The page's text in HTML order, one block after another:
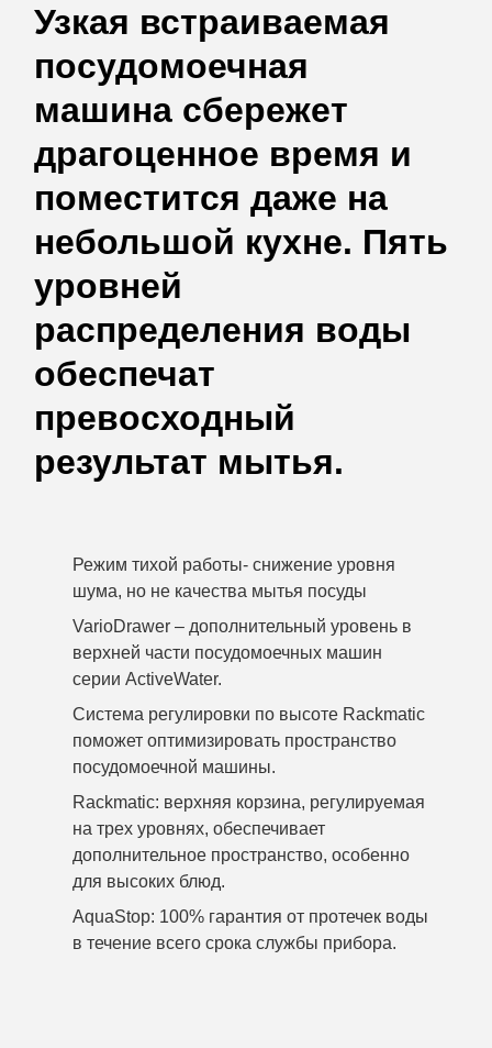
Узкая встраиваемая
посудомоечная
машина cбережет
драгоценное время и
поместится даже на
небольшой кухне. Пять
уровней
распределения воды
обеспечат
превосходный
результат мытья.
Режим тихой работы- снижение уровня
шума, но не качества мытья посуды
VarioDrawer – дополнительный уровень в
верхней части посудомоечных машин
серии ActiveWater.
Система регулировки по высоте Rackmatic
поможет оптимизировать пространство
посудомоечной машины.
Rackmatic: верхняя корзина, регулируемая
на трех уровнях, обеспечивает
дополнительное пространство, особенно
для высоких блюд.
AquaStop: 100% гарантия от протечек воды
в течение всего срока службы прибора.